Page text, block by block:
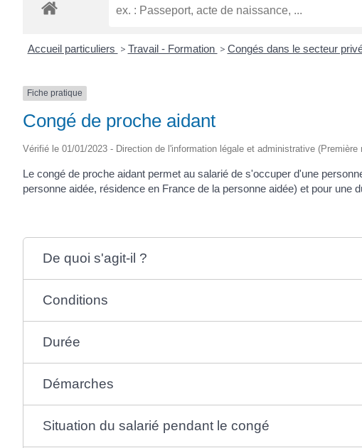
Accueil particuliers > Travail - Formation > Congés dans le secteur
Fiche pratique
Congé de proche aidant
Vérifié le 01/01/2023 - Direction de l'information légale et administrative (Première
Le congé de proche aidant permet au salarié de s'occuper d'une
personne aidée, résidence en France de la personne aidée) et pour une
De quoi s'agit-il ?
Conditions
Durée
Démarches
Situation du salarié pendant le congé